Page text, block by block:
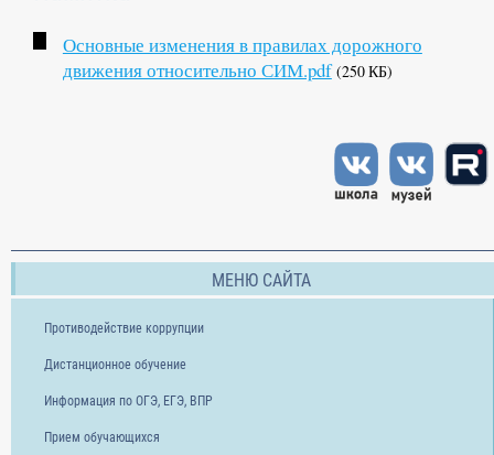
Основные изменения в правилах дорожного
движения относительно СИМ.pdf (250 КБ)
МЕНЮ САЙТА
Противодействие коррупции
Дистанционное обучение
Информация по ОГЭ, ЕГЭ, ВПР
Прием обучающихся